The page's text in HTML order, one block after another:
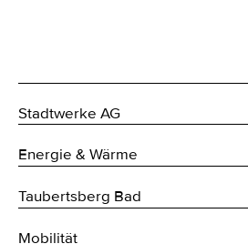
Stadtwerke AG
Energie & Wärme
Taubertsberg Bad
Mobilität